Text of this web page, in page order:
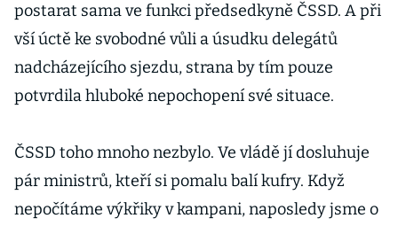
postarat sama ve funkci předsedkyně ČSSD. A při
vší úctě ke svobodné vůli a úsudku delegátů
nadcházejícího sjezdu, strana by tím pouze
potvrdila hluboké nepochopení své situace.
ČSSD toho mnoho nezbylo. Ve vládě jí dosluhuje
pár ministrů, kteří si pomalu balí kufry. Když
nepočítáme výkřiky v kampani, naposledy jsme o